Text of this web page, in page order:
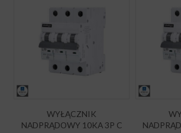
WYŁĄCZNIK
NADPRĄDOWY 10KA 3P C